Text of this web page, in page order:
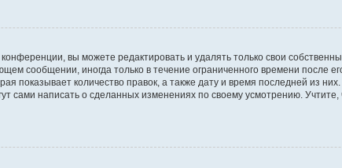
вы можете редактировать и удалять только свои
сообщении, иногда только в течение ограниченного времени после
показывает количество правок, а также дату и время последней из
сами написать о сделанных изменениях по своему усмотрению.